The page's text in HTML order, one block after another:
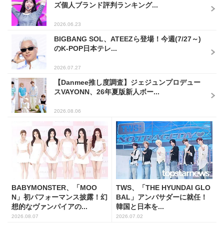
ズ個人ブランド評判ランキング...
2026.06.23
BIGBANG SOL、ATEEZら登場！今週(7/27～)
のK-POP日本テレ...
2026.07.27
【Danmee推し度調査】ジェジュンプロデュー
スVAYONN、26年夏版新人ボー...
2026.08.06
BABYMONSTER、「MOO
N」初パフォーマンス披露！幻
想的なヴァンパイアの...
2026.08.07
TWS、「THE HYUNDAI GLO
BAL」アンバサダーに就任！
韓国と日本を...
2026.07.02